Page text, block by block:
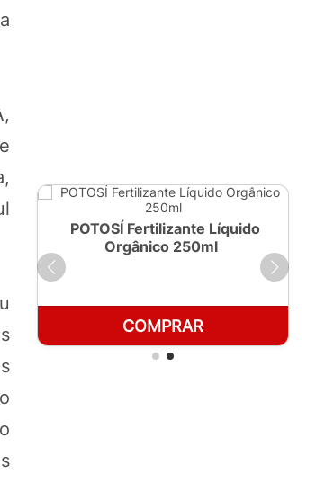
POTOSÍ Fertilizante Líquido
Orgânico 250ml
COMPRAR